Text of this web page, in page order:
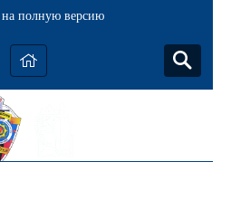
полную версию